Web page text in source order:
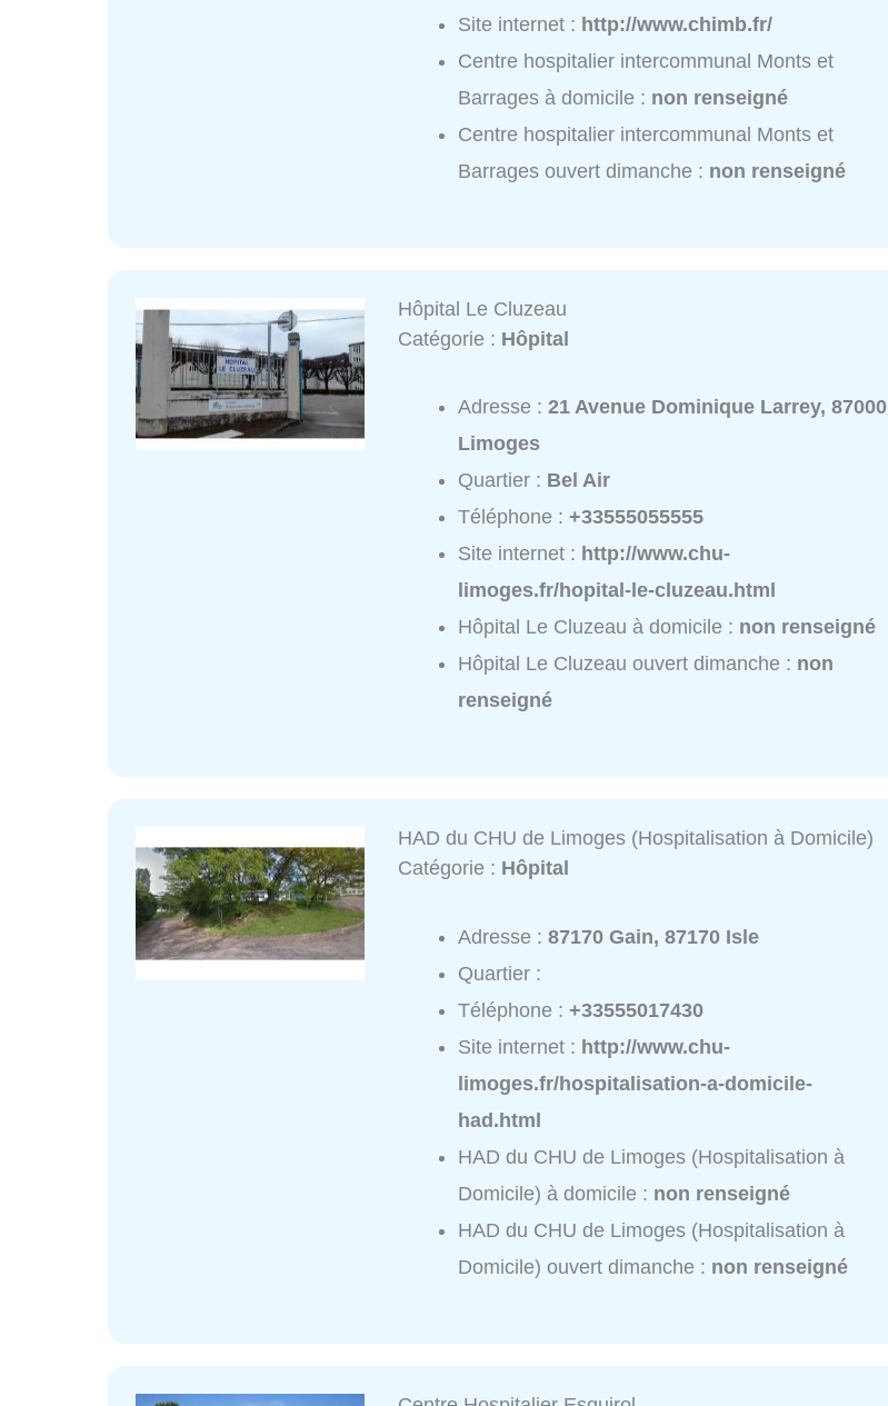
Site internet : http://www.chimb.fr/
Centre hospitalier intercommunal Monts et
Barrages à domicile : non renseigné
Centre hospitalier intercommunal Monts et
Barrages ouvert dimanche : non renseigné
Hôpital Le Cluzeau
Catégorie : Hôpital
Adresse :21 Avenue Dominique Larrey, 87000
Limoges
Quartier : Bel Air
Téléphone :+33555055555
Site internet : http://www.chu-
limoges.fr/hopital-le-cluzeau.html
Hôpital Le Cluzeau à domicile : non renseigné
Hôpital Le Cluzeau ouvert dimanche : non
renseigné
HAD du CHU de Limoges (Hospitalisation à Domicile)
Catégorie : Hôpital
Adresse :87170 Gain, 87170 Isle
Quartier :
Téléphone :+33555017430
Site internet : http://www.chu-
limoges.fr/hospitalisation-a-domicile-
had.html
HAD du CHU de Limoges (Hospitalisation à
Domicile) à domicile : non renseigné
HAD du CHU de Limoges (Hospitalisation à
Domicile) ouvert dimanche : non renseigné